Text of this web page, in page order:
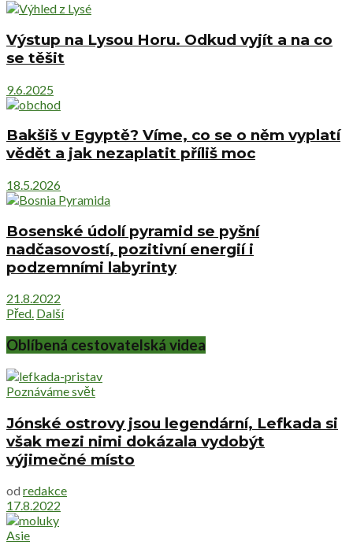
Výstup na Lysou Horu. Odkud vyjít a na co
se těšit
9.6.2025
Bakšiš v Egyptě? Víme, co se o něm vyplatí
vědět a jak nezaplatit příliš moc
18.5.2026
Bosenské údolí pyramid se pyšní
nadčasovostí, pozitivní energií i
podzemními labyrinty
21.8.2022
Před. Další
Oblíbená cestovatelská videa
Poznáváme svět
Jónské ostrovy jsou legendární, Lefkada si
však mezi nimi dokázala vydobýt
výjimečné místo
od redakce
17.8.2022
Asie